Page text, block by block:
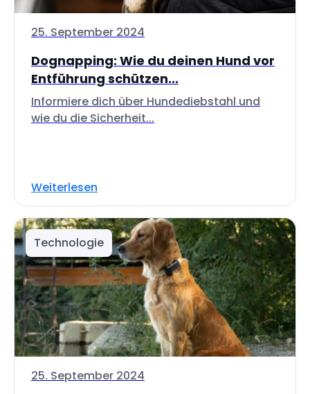
25. September 2024
Dognapping: Wie du deinen Hund vor
Entführung schützen...
Informiere dich über Hundediebstahl und
wie du die Sicherheit...
Weiterlesen
Technologie
25. September 2024